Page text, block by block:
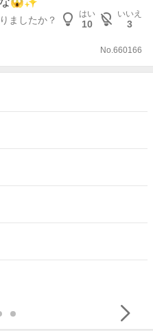
ましたか？
はい
10
いいえ
3
No.660166